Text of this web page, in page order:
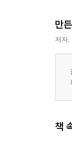
모악
유
“나
소풍
자유
만
저자,
책